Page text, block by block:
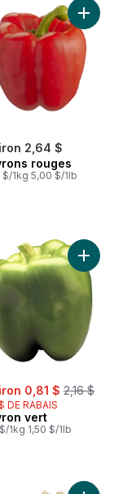
au panier
2,64 $
rouges
$/1kg 5,00 $/1lb
Ajouter
au panier
0,81 $ , formerly:
2,16 $
DE RABAIS
vert
1kg 1,50 $/1lb
Ajouter